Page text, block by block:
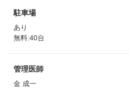
駐車場
あり
無料:40台
管理医師
金 成一